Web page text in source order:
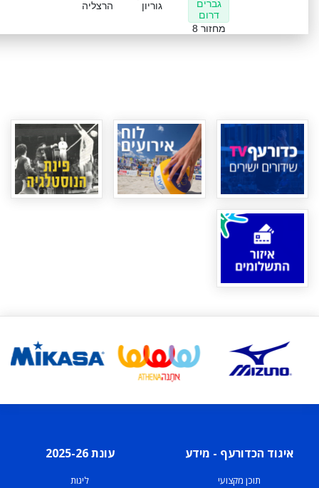
גברים
דרום
מחזור 8
גוריון
הרצליה
איגוד הכדורעף - מידע
תוכן מקצועי
עונת 2025-26
ליגות